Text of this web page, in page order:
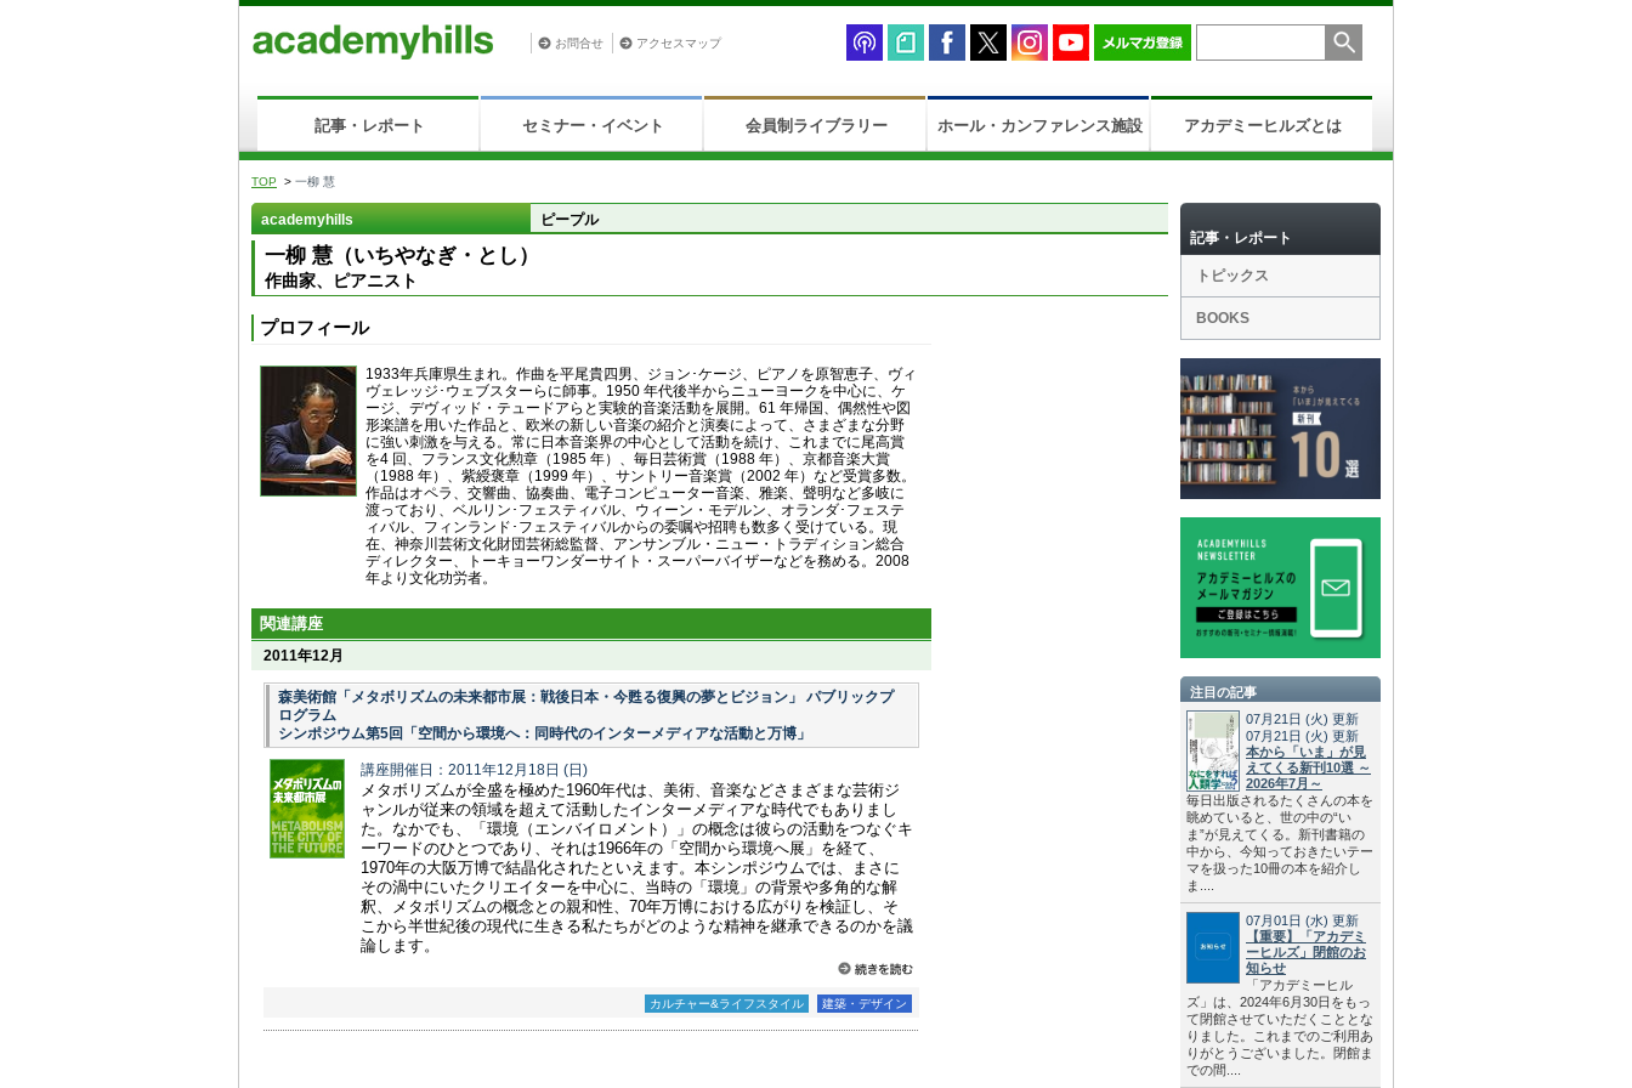
お問合せ アクセスマップ
記事・レポート セミナー・イベント 会員制ライブラリー ホール・カンファレンス施設 アカデミーヒルズとは
TOP > 一柳 慧
academyhills ピープル
一柳 慧（いちやなぎ・とし）
作曲家、ピアニスト
プロフィール
1933年兵庫県生まれ。作曲を平尾貴四男、ジョン･ケージ、ピアノを原智恵子、ヴィ
ヴェレッジ･ウェブスターらに師事。1950 年代後半からニューヨークを中心に、ケ
ージ、デヴィッド・テュードアらと実験的音楽活動を展開。61 年帰国、偶然性や図
形楽譜を用いた作品と、欧米の新しい音楽の紹介と演奏によって、さまざまな分野
に強い刺激を与える。常に日本音楽界の中心として活動を続け、これまでに尾高賞
を4 回、フランス文化勲章（1985 年）、毎日芸術賞（1988 年）、京都音楽大賞
（1988 年）、紫綬褒章（1999 年）、サントリー音楽賞（2002 年）など受賞多数。
作品はオペラ、交響曲、協奏曲、電子コンピューター音楽、雅楽、聲明など多岐に
渡っており、ベルリン･フェスティバル、ウィーン・モデルン、オランダ･フェステ
ィバル、フィンランド･フェスティバルからの委嘱や招聘も数多く受けている。現
在、神奈川芸術文化財団芸術総監督、アンサンブル・ニュー・トラディション総合
ディレクター、トーキョーワンダーサイト・スーパーバイザーなどを務める。2008
年より文化功労者。
関連講座
2011年12月
森美術館「メタボリズムの未来都市展：戦後日本・今甦る復興の夢とビジョン」 パブリックプ
ログラム
シンポジウム第5回「空間から環境へ：同時代のインターメディアな活動と万博」
講座開催日：2011年12月18日 (日)
メタボリズムが全盛を極めた1960年代は、美術、音楽などさまざまな芸術ジ
ャンルが従来の領域を超えて活動したインターメディアな時代でもありまし
た。なかでも、「環境（エンバイロメント）」の概念は彼らの活動をつなぐキ
ーワードのひとつであり、それは1966年の「空間から環境へ展」を経て、
1970年の大阪万博で結晶化されたといえます。本シンポジウムでは、まさに
その渦中にいたクリエイターを中心に、当時の「環境」の背景や多角的な解
釈、メタボリズムの概念との親和性、70年万博における広がりを検証し、そ
こから半世紀後の現代に生きる私たちがどのような精神を継承できるのかを議
論します。
カルチャー&ライフスタイル 建築・デザイン
記事・レポート
トピックス
BOOKS
注目の記事
07月21日 (火) 更新
07月21日 (火) 更新
本から「いま」が見
えてくる新刊10選 ～
2026年7月～
毎日出版されるたくさんの本を
眺めていると、世の中の“い
ま”が見えてくる。新刊書籍の
中から、今知っておきたいテー
マを扱った10冊の本を紹介し
ま....
07月01日 (水) 更新
【重要】「アカデミ
ーヒルズ」閉館のお
知らせ
「アカデミーヒル
ズ」は、2024年6月30日をもっ
て閉館させていただくこととな
りました。これまでのご利用あ
りがとうございました。閉館ま
での間....